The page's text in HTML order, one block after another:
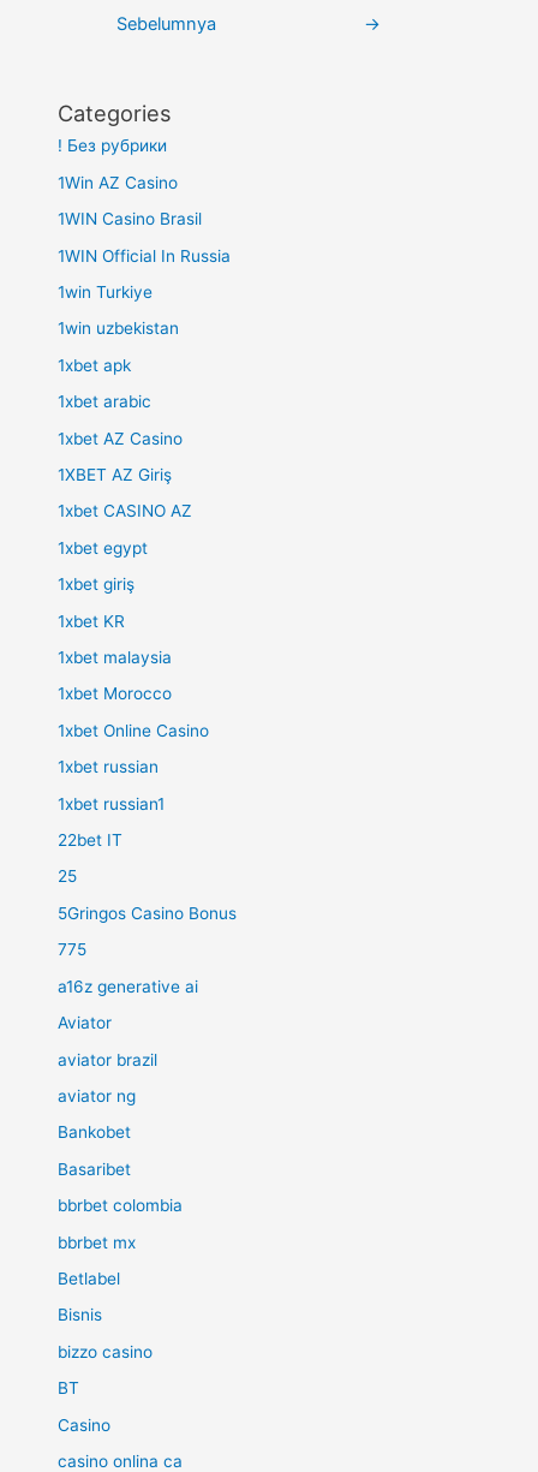
Sebelumnya →
Categories
! Без рубрики
1Win AZ Casino
1WIN Casino Brasil
1WIN Official In Russia
1win Turkiye
1win uzbekistan
1xbet apk
1xbet arabic
1xbet AZ Casino
1XBET AZ Giriş
1xbet CASINO AZ
1xbet egypt
1xbet giriş
1xbet KR
1xbet malaysia
1xbet Morocco
1xbet Online Casino
1xbet russian
1xbet russian1
22bet IT
25
5Gringos Casino Bonus
775
a16z generative ai
Aviator
aviator brazil
aviator ng
Bankobet
Basaribet
bbrbet colombia
bbrbet mx
Betlabel
Bisnis
bizzo casino
BT
Casino
casino onlina ca